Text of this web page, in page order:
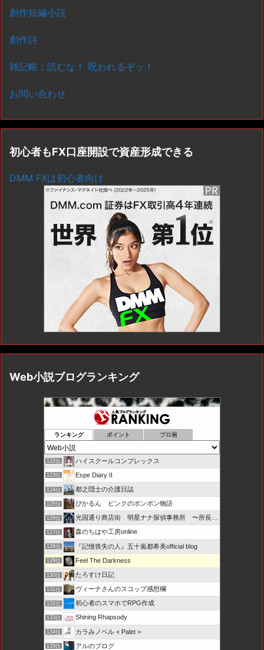
創作短編小説
創作詩
雑記帳：読むな！ 呪われるぞッ！
お問い合わせ
初心者もFX口座開設で資産形成できる
DMM FXは初心者向け
Web小説ブログランキング
ランキング ポイント ブロ画
122位 ハイスクールコンプレックス
123位 Espe Diary II
124位 都之隠士の介護日誌
125位 ぴかるん ピンクのポンポン物語
126位 光国通り商店街 明星ナナ探偵事務所 〜所長とカプセル局員
127位 森のちはや工房online
128位 『記憶喪失の人』五十嵐都希美official blog
129位 Feel The Darkness
130位 たろすけ日記
131位 ヴィーナさんのスコップ感想欄
132位 初心者のスマホでRPG作成
133位 Shining Rhapsody
134位 カラみノベル < Palet >
135位 アルのブログ